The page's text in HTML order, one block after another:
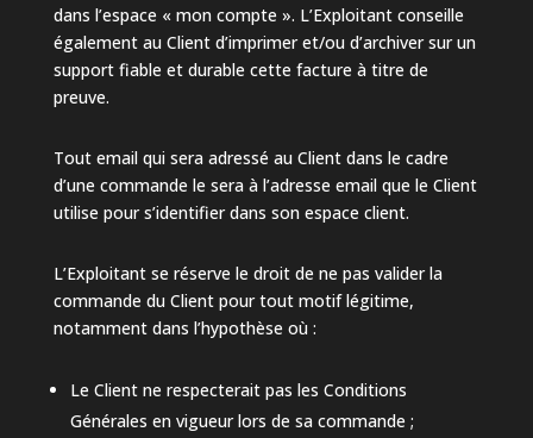
dans l’espace « mon compte ». L’Exploitant conseille
également au Client d’imprimer et/ou d’archiver sur un
support fiable et durable cette facture à titre de
preuve.
Tout email qui sera adressé au Client dans le cadre
d’une commande le sera à l’adresse email que le Client
utilise pour s’identifier dans son espace client.
L’Exploitant se réserve le droit de ne pas valider la
commande du Client pour tout motif légitime,
notamment dans l’hypothèse où :
Le Client ne respecterait pas les Conditions
Générales en vigueur lors de sa commande ;